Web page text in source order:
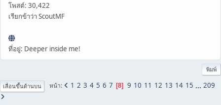
โพสต์: 30,422
เรียกข้าว่า ScoutMF
ที่อยู่: Deeper inside me!
พิมพ์
เลื่อนขึ้นด้านบน หน้า 1 2 3 4 5 6 7 8 9 10 11 12 13 14 15 ... 209